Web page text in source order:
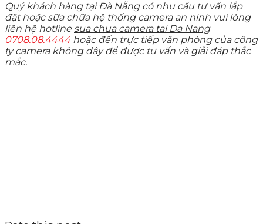
Quý khách hàng tại Đà Nẵng có nhu cầu tư vấn lắp
đặt hoặc sữa chữa hệ thống camera an ninh vui lòng
liên hệ hotline sua chua camera tai Da Nang
0708.08.4444hoặc đến trực tiếp văn phòng của công
ty camera không dây để được tư vấn và giải đáp thắc
mắc.